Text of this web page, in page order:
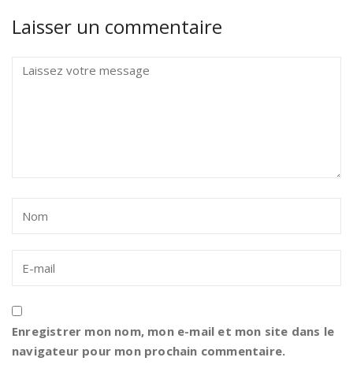
Laisser un commentaire
Enregistrer mon nom, mon e-mail et mon site dans le
navigateur pour mon prochain commentaire.